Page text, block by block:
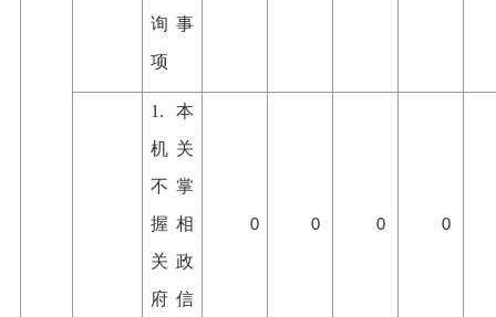
询事
项
1.本
机关
不掌
握相
关政
府信
0 0 0 0